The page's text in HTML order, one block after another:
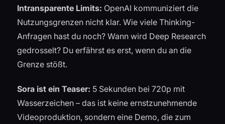
Intransparente Limits: OpenAI kommuniziert die
Nutzungsgrenzen nicht klar. Wie viele Thinking-
Anfragen hast du noch? Wann wird Deep Research
gedrosselt? Du erfährst es erst, wenn du an die
Grenze stößt.
Sora ist ein Teaser: 5 Sekunden bei 720p mit
Wasserzeichen – das ist keine ernstzunehmende
Videoproduktion, sondern eine Demo, die zum